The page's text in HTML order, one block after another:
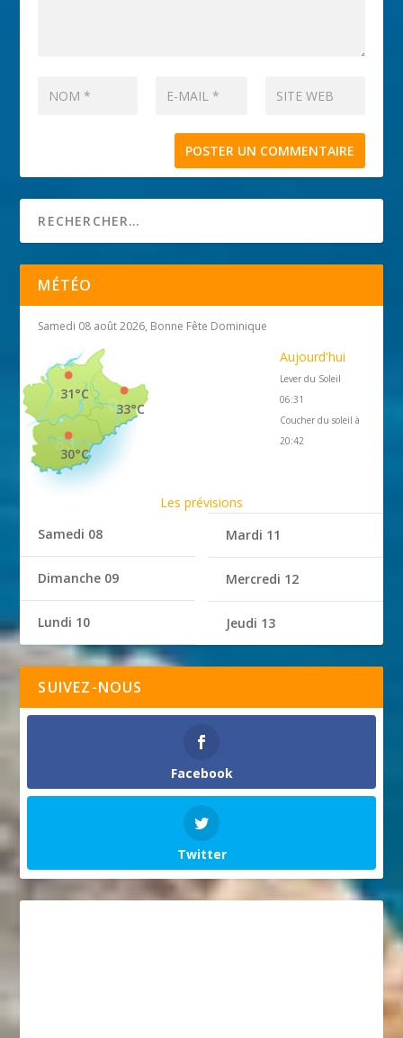
MÉTÉO
Samedi 08 août 2026, Bonne Fête Dominique
33°C
31°C
30°C
Aujourd'hui
Lever du Soleil
06:31
Coucher du soleil à
20:42
Les prévisions
Samedi 08
Dimanche 09
Lundi 10
Mardi 11
Mercredi 12
Jeudi 13
SUIVEZ-NOUS
Facebook
Twitter